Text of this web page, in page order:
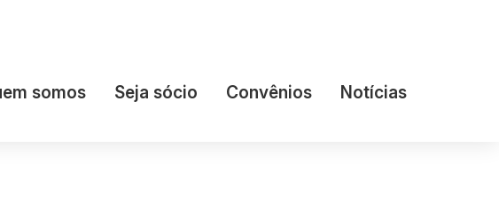
somos Seja sócio Convênios Notícias